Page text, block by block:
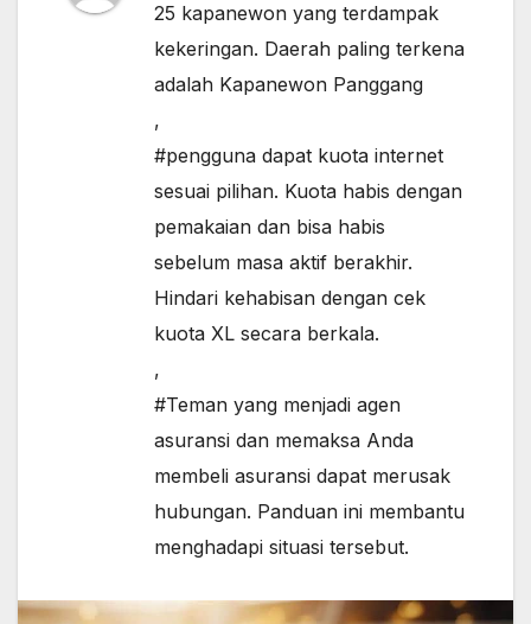
25 kapanewon yang terdampak
kekeringan. Daerah paling terkena
adalah Kapanewon Panggang
,
#pengguna dapat kuota internet
sesuai pilihan. Kuota habis dengan
pemakaian dan bisa habis
sebelum masa aktif berakhir.
Hindari kehabisan dengan cek
kuota XL secara berkala.
,
#Teman yang menjadi agen
asuransi dan memaksa Anda
membeli asuransi dapat merusak
hubungan. Panduan ini membantu
menghadapi situasi tersebut.